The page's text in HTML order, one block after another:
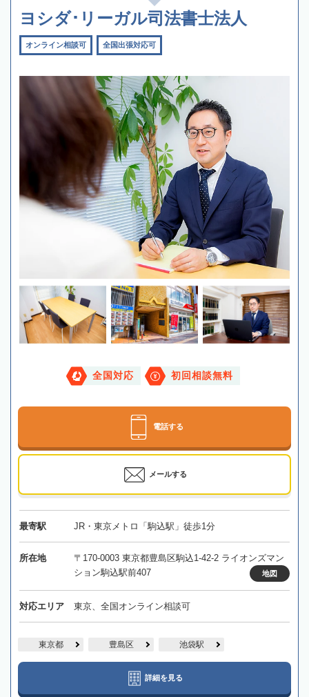
ヨシダ･リーガル司法書士法人
オンライン相談可 全国出張対応可
全国対応 初回相談無料
電話する
メールする
最寄駅 JR・東京メトロ「駒込駅」徒歩1分
所在地
〒170-0003 東京都豊島区駒込1-42-2 ライオンズマン
ション駒込駅前407
地図
対応エリア 東京、全国オンライン相談可
東京都 豊島区 池袋駅
詳細を見る